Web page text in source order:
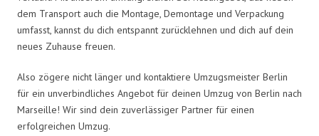
dem Transport auch die Montage, Demontage und Verpackung
umfasst, kannst du dich entspannt zurücklehnen und dich auf dein
neues Zuhause freuen.
Also zögere nicht länger und kontaktiere Umzugsmeister Berlin
für ein unverbindliches Angebot für deinen Umzug von Berlin nach
Marseille! Wir sind dein zuverlässiger Partner für einen
erfolgreichen Umzug.